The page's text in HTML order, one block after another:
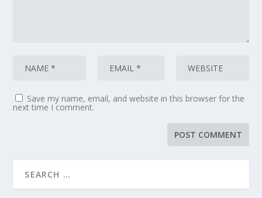
Save my name, email, and website in this browser for the
next time I comment.